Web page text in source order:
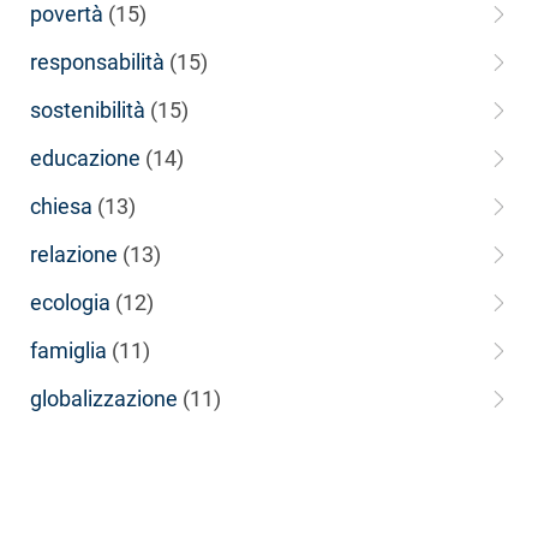
povertà (15)
responsabilità (15)
sostenibilità (15)
educazione (14)
chiesa (13)
relazione (13)
ecologia (12)
famiglia (11)
globalizzazione (11)